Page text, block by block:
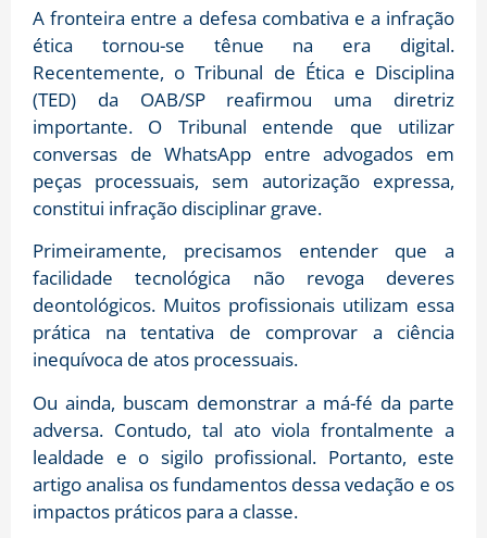
A fronteira entre a defesa combativa e a infração
ética tornou-se tênue na era digital.
Recentemente, o Tribunal de Ética e Disciplina
(TED) da OAB/SP reafirmou uma diretriz
importante. O Tribunal entende que utilizar
conversas de WhatsApp entre advogados em
peças processuais, sem autorização expressa,
constitui infração disciplinar grave.
Primeiramente, precisamos entender que a
facilidade tecnológica não revoga deveres
deontológicos. Muitos profissionais utilizam essa
prática na tentativa de comprovar a ciência
inequívoca de atos processuais.
Ou ainda, buscam demonstrar a má-fé da parte
adversa. Contudo, tal ato viola frontalmente a
lealdade e o sigilo profissional. Portanto, este
artigo analisa os fundamentos dessa vedação e os
impactos práticos para a classe.